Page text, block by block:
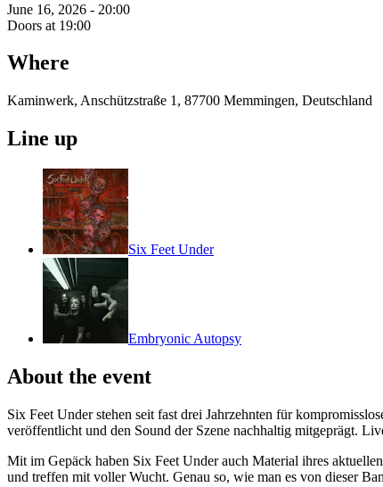
June 16, 2026 - 20:00
Doors at 19:00
Where
Kaminwerk, Anschützstraße 1, 87700 Memmingen, Deutschland
Line up
Six Feet Under
Embryonic Autopsy
About the event
Six Feet Under stehen seit fast drei Jahrzehnten für
veröffentlicht und den Sound der Szene nachhaltig mitgeprägt.
Mit im Gepäck haben Six Feet Under auch Material ihres
und treffen mit voller Wucht. Genau so, wie man es von dieser